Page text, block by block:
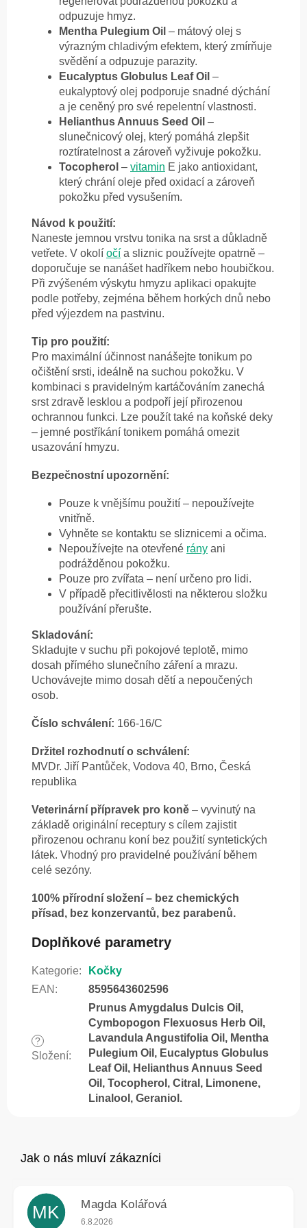
odpuzuje hmyz.
Mentha Pulegium Oil – mátový olej s
výrazným chladivým efektem, který zmírňuje
svědění a odpuzuje parazity.
Eucalyptus Globulus Leaf Oil –
eukalyptový olej podporuje snadné dýchání
a je ceněný pro své repelentní vlastnosti.
Helianthus Annuus Seed Oil –
slunečnicový olej, který pomáhá zlepšit
roztíratelnost a zároveň vyživuje pokožku.
Tocopherol – vitamin E jako antioxidant,
který chrání oleje před oxidací a zároveň
pokožku před vysušením.
Návod k použití:
Naneste jemnou vrstvu tonika na srst a důkladně
vetřete. V okolí očí a sliznic používejte opatrně –
doporučuje se nanášet hadříkem nebo houbičkou.
Při zvýšeném výskytu hmyzu aplikaci opakujte
podle potřeby, zejména během horkých dnů nebo
před výjezdem na pastvinu.
Tip pro použití:
Pro maximální účinnost nanášejte tonikum po
očištění srsti, ideálně na suchou pokožku. V
kombinaci s pravidelným kartáčováním zanechá
srst zdravě lesklou a podpoří její přirozenou
ochrannou funkci. Lze použít také na koňské deky
– jemné postříkání tonikem pomáhá omezit
usazování hmyzu.
Bezpečnostní upozornění:
Pouze k vnějšímu použití – nepoužívejte
vnitřně.
Vyhněte se kontaktu se sliznicemi a očima.
Nepoužívejte na otevřené rány ani
podrážděnou pokožku.
Pouze pro zvířata – není určeno pro lidi.
V případě přecitlivělosti na některou složku
používání přerušte.
Skladování:
Skladujte v suchu při pokojové teplotě, mimo
dosah přímého slunečního záření a mrazu.
Uchovávejte mimo dosah dětí a nepoučených
osob.
Číslo schválení: 166-16/C
Držitel rozhodnutí o schválení:
MVDr. Jiří Pantůček, Vodova 40, Brno, Česká
republika
Veterinární přípravek pro koně – vyvinutý na
základě originální receptury s cílem zajistit
přirozenou ochranu koní bez použití syntetických
látek. Vhodný pro pravidelné používání během
celé sezóny.
100% přírodní složení – bez chemických
přísad, bez konzervantů, bez parabenů.
Doplňkové parametry
Kategorie:
Kočky
EAN : 8595643602596
?
Složení:
Prunus Amygdalus Dulcis Oil,
Cymbopogon Flexuosus Herb Oil,
Lavandula Angustifolia Oil, Mentha
Pulegium Oil, Eucalyptus Globulus
Leaf Oil, Helianthus Annuus Seed
Oil, Tocopherol, Citral, Limonene,
Linalool, Geraniol.
MK Magda Kolářová
Hodnocení obchodu je 5 z 5 hvězdiček.
6.8.2026